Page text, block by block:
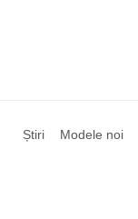
Știri Modele noi